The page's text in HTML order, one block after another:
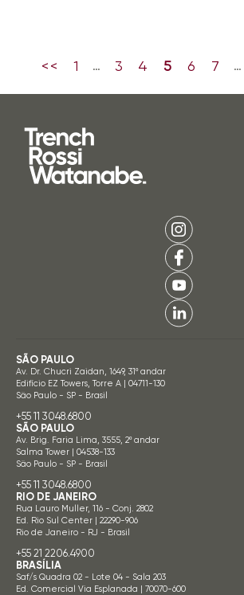
<< 1 … 3 4 5 6 7 …
SÃO PAULO
Av. Dr. Chucri Zaidan, 1649, 31º andar
Edifício EZ Towers, Torre A | 04711-130
São Paulo - SP - Brasil
+55 11 3048.6800
SÃO PAULO
Av. Brig. Faria Lima, 3555, 2º andar
Salma Tower | 04538-133
São Paulo - SP - Brasil
+55 11 3048.6800
RIO DE JANEIRO
Rua Lauro Muller, 116 - Conj. 2802
Ed. Rio Sul Center | 22290-906
Rio de Janeiro - RJ - Brasil
+55 21 2206.4900
BRASÍLIA
Saf/s Quadra 02 - Lote 04 - Sala 203
Ed. Comercial Via Esplanada | 70070-600